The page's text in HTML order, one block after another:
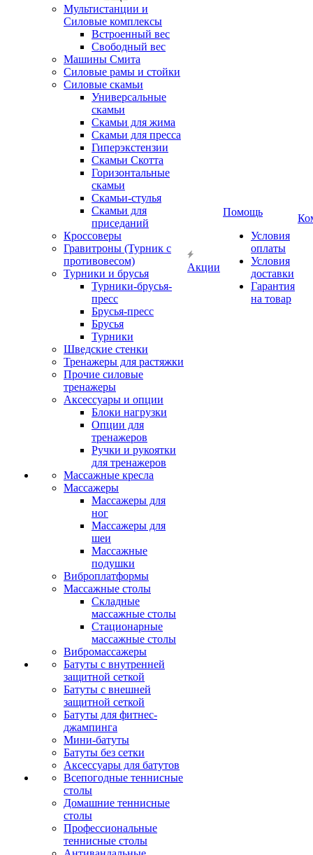
Мультистанции и
Силовые комплексы
Встроенный вес
Свободный вес
Машины Смита
Силовые рамы и стойки
Силовые скамьи
Универсальные
скамьи
Скамьи для жима
Скамьи для пресса
Гиперэкстензии
Скамьи Скотта
Горизонтальные
скамьи
Скамьи-стулья
Скамьи для
приседаний
Кроссоверы
Гравитроны (Турник с
противовесом)
Турники и брусья
Турники-брусья-
пресс
Брусья-пресс
Брусья
Турники
Шведские стенки
Тренажеры для растяжки
Прочие силовые
тренажеры
Аксессуары и опции
Блоки нагрузки
Опции для
тренажеров
Ручки и рукоятки
для тренажеров
Массажные кресла
Массажеры
Массажеры для
ног
Массажеры для
шеи
Массажные
подушки
Виброплатформы
Массажные столы
Складные
массажные столы
Стационарные
массажные столы
Вибромассажеры
Батуты с внутренней
защитной сеткой
Батуты с внешней
защитной сеткой
Батуты для фитнес-
джампинга
Мини-батуты
Батуты без сетки
Аксессуары для батутов
Всепогодные теннисные
столы
Домашние теннисные
столы
Профессиональные
теннисные столы
Акции
Помощь
Условия
оплаты
Условия
доставки
Гарантия
на товар